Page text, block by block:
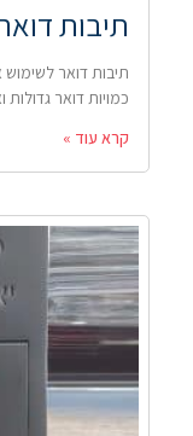
תיבות
תיבות דואר
כמויות דואר
קרא עוד »